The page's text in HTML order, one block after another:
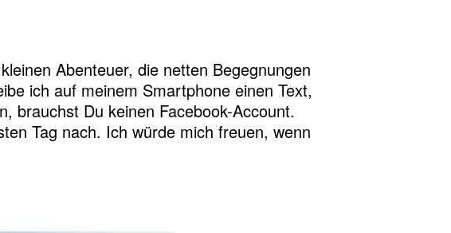
Abenteuer, die netten Begegnungen
ich auf meinem Smartphone einen Text,
brauchst Du keinen Facebook-Account.
Tag nach. Ich würde mich freuen, wenn